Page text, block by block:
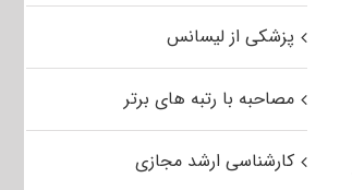
پزشکی از لیسانس
مصاحبه با رتبه های برتر
کارشناسی ارشد مجازی